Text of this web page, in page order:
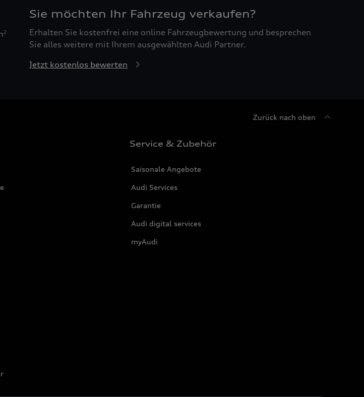
2
Sie möchten Ihr Fahrzeug verkaufen?
Erhalten Sie kostenfrei eine online Fahrzeugbewertung und besprechen
Sie alles weitere mit Ihrem ausgewählten Audi Partner.
Jetzt kostenlos bewerten
Zurück nach oben
Service & Zubehör
Saisonale Angebote
Audi Services
Garantie
Audi digital services
myAudi